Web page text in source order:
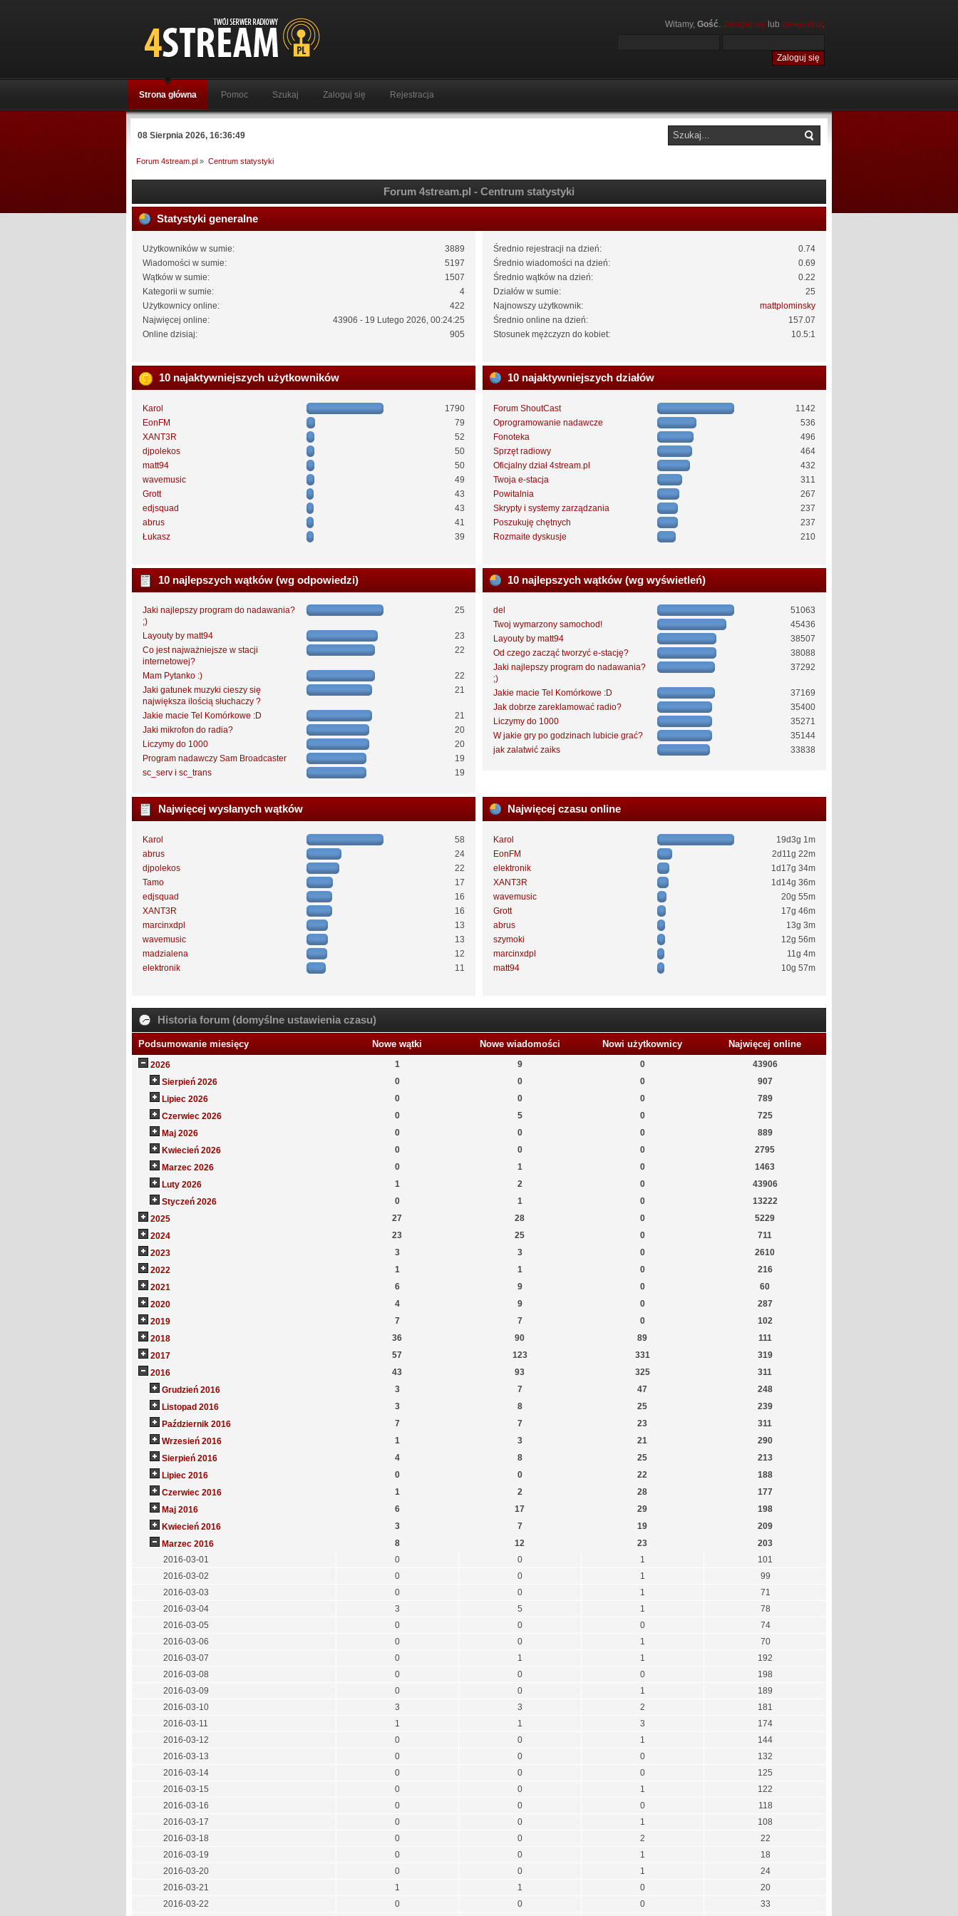
Witamy, Gość. Zaloguj się lub zarejestruj.
Strona główna Pomoc Szukaj Zaloguj się Rejestracja
08 Sierpnia 2026, 16:36:49
Forum 4stream.pl » Centrum statystyki
Forum 4stream.pl - Centrum statystyki
Statystyki generalne
Użytkowników w sumie:
3889
Wiadomości w sumie:
5197
Wątków w sumie:
1507
Kategorii w sumie:
4
Użytkownicy online:
422
Najwięcej online:
43906 - 19 Lutego 2026, 00:24:25
Online dzisiaj:
905
Średnio rejestracji na dzień:
0.74
Średnio wiadomości na dzień:
0.69
Średnio wątków na dzień:
0.22
Działów w sumie:
25
Najnowszy użytkownik:
mattplominsky
Średnio online na dzień:
157.07
Stosunek mężczyzn do kobiet:
10.5:1
10 najaktywniejszych użytkowników
Karol
1790
EonFM
79
XANT3R
52
djpolekos
50
matt94
50
wavemusic
49
Grott
43
edjsquad
43
abrus
41
Łukasz
39
10 najaktywniejszych działów
Forum ShoutCast
1142
Oprogramowanie nadawcze
536
Fonoteka
496
Sprzęt radiowy
464
Oficjalny dział 4stream.pl
432
Twoja e-stacja
311
Powitalnia
267
Skrypty i systemy zarządzania
237
Poszukuję chętnych
237
Rozmaite dyskusje
210
10 najlepszych wątków (wg odpowiedzi)
Jaki najlepszy program do nadawania?
;)
25
Layouty by matt94
23
Co jest najważniejsze w stacji
internetowej?
22
Mam Pytanko :)
22
Jaki gatunek muzyki cieszy się
największa ilością słuchaczy ?
21
Jakie macie Tel Komórkowe :D
21
Jaki mikrofon do radia?
20
Liczymy do 1000
20
Program nadawczy Sam Broadcaster
19
sc_serv i sc_trans
19
10 najlepszych wątków (wg wyświetleń)
del
51063
Twoj wymarzony samochod!
45436
Layouty by matt94
38507
Od czego zacząć tworzyć e-stację?
38088
Jaki najlepszy program do nadawania?
;)
37292
Jakie macie Tel Komórkowe :D
37169
Jak dobrze zareklamować radio?
35400
Liczymy do 1000
35271
W jakie gry po godzinach lubicie grać?
35144
jak zalatwić zaiks
33838
Najwięcej wysłanych wątków
Karol
58
abrus
24
djpolekos
22
Tamo
17
edjsquad
16
XANT3R
16
marcinxdpl
13
wavemusic
13
madzialena
12
elektronik
11
Najwięcej czasu online
Karol
19d3g 1m
EonFM
2d11g 22m
elektronik
1d17g 34m
XANT3R
1d14g 36m
wavemusic
20g 55m
Grott
17g 46m
abrus
13g 3m
szymoki
12g 56m
marcinxdpl
11g 4m
matt94
10g 57m
Historia forum (domyślne ustawienia czasu)
Podsumowanie miesięcy Nowe wątki Nowe wiadomości Nowi użytkownicy Najwięcej online
2026 1 9 0
43906
Sierpień 2026
0 0 0
907
Lipiec 2026
0 0 0
789
Czerwiec 2026
0 5 0
725
Maj 2026
0 0 0
889
Kwiecień 2026
0 0 0
2795
Marzec 2026
0 1 0
1463
Luty 2026
1 2 0
43906
Styczeń 2026
0 1 0
13222
2025
27 28 0
5229
2024
23 25 0
711
2023
3 3 0
2610
2022
1 1 0
216
2021
6 9 0
60
2020
4 9 0
287
2019
7 7 0
102
2018
36 90 89
111
2017
57 123 331
319
2016
43 93 325
311
Grudzień 2016
3 7 47
248
Listopad 2016
3 8 25
239
Październik 2016
7 7 23
311
Wrzesień 2016
1 3 21
290
Sierpień 2016
4 8 25
213
Lipiec 2016
0 0 22
188
Czerwiec 2016
1 2 28
177
Maj 2016
6 17 29
198
Kwiecień 2016
3 7 19
209
Marzec 2016
8 12 23
203
2016-03-01
0 0 1
101
2016-03-02
0 0 1
99
2016-03-03
0 0 1
71
2016-03-04
3 5 1
78
2016-03-05
0 0 0
74
2016-03-06
0 0 1
70
2016-03-07
0 1 1
192
2016-03-08
0 0 0
198
2016-03-09
0 0 1
189
2016-03-10
3 3 2
181
2016-03-11
1 1 3
174
2016-03-12
0 0 1
144
2016-03-13
0 0 0
132
2016-03-14
0 0 0
125
2016-03-15
0 0 1
122
2016-03-16
0 0 0
118
2016-03-17
0 0 1
108
2016-03-18
0 0 2
22
2016-03-19
0 0 1
18
2016-03-20
0 0 1
24
2016-03-21
1 1 0
20
2016-03-22
0 0 0
33